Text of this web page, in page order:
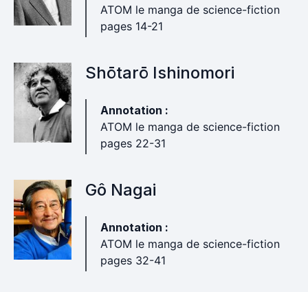
ATOM le manga de science-fiction
pages 14-21
Shōtarō Ishinomori
Annotation :
ATOM le manga de science-fiction
pages 22-31
Gô Nagai
Annotation :
ATOM le manga de science-fiction
pages 32-41